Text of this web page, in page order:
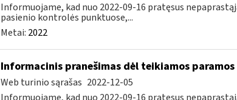
Informuojame, kad nuo 2022-09-16 pratęsus
pasienio kontrolės punktuose,...
Metai: 2022
Informacinis pranešimas dėl teikiamos
Web turinio sąrašas 2022-12-05